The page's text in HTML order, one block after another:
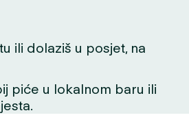
ili dolaziš u posjet, na
piće u lokalnom baru ili